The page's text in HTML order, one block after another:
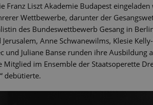
Franz Liszt Akademie Budapest eingeladen
Wettbewerbe, darunter der
des Bundeswettbewerb Gesang in
Anne Schwanewilms, Klesie
und Juliane Banse runden ihre Ausbildung
Mitglied im Ensemble der Staatsoperette
debütierte.